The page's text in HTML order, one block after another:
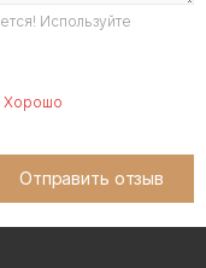
Используйте
Хорошо
Отправить отзыв